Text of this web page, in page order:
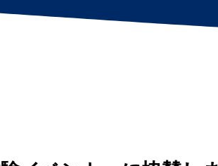
ャルイ
防型 仮設トイレ」を世界へ